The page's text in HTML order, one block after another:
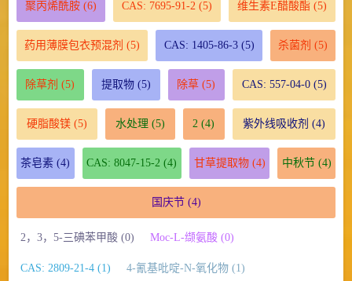
聚丙烯酰胺(6) CAS: 7695-91-2 (5) 维生素E醋酸酯 (5)
药用薄膜包衣预混剂 (5) CAS: 1405-86-3(5) 杀菌剂 (5)
除草剂 (5) 提取物(5) 除草 (5) CAS: 557-04-0(5)
硬脂酸镁(5) 水处理 (5) 2 (4) 紫外线吸收剂 (4)
茶皂素 (4) CAS: 8047-15-2 (4) 甘草提取物(4) 中秋节(4)
国庆节(4)
2，3，5-三碘苯甲酸 (0) Moc-L-缬氨酸 (0)
CAS: 2809-21-4 (1) 4-氰基吡啶-N-氧化物 (1)